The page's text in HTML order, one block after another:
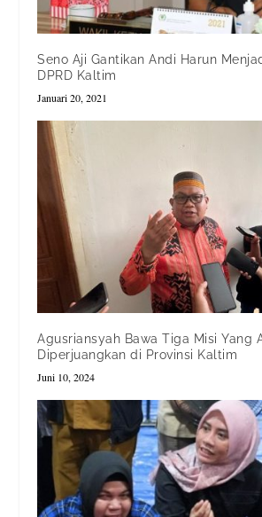
Seno Aji Gantikan Andi Harun
DPRD Kaltim
Januari 20, 2021
Agusriansyah Bawa Tiga Misi Yang
Diperjuangkan di Provinsi Kaltim
Juni 10, 2024